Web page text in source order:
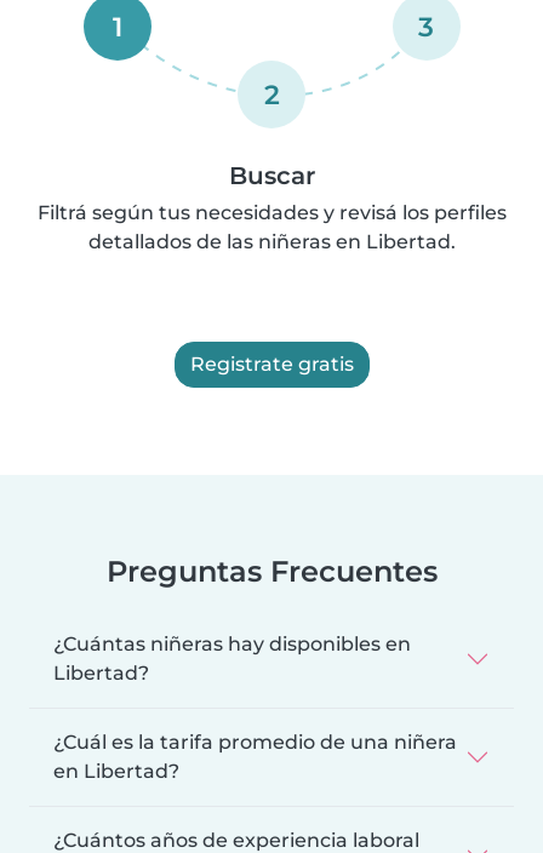
1
2
3
Buscar
Filtrá según tus necesidades y revisá los perfiles
detallados de las niñeras en Libertad.
Registrate gratis
Preguntas Frecuentes
¿Cuántas niñeras hay disponibles en
Libertad?
¿Cuál es la tarifa promedio de una niñera
en Libertad?
¿Cuántos años de experiencia laboral